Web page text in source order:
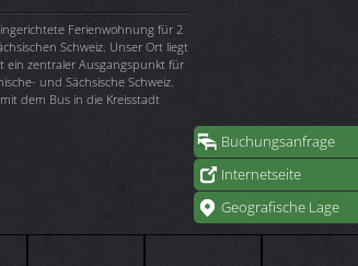
Buchungsanfrage
Internetseite
Geografische Lage
Ferienwohnung für 2
Schweiz. Unser Ort liegt
ein zentraler Ausgangspunkt für
und Sächsische Schweiz.
dem Bus in die Kreisstadt